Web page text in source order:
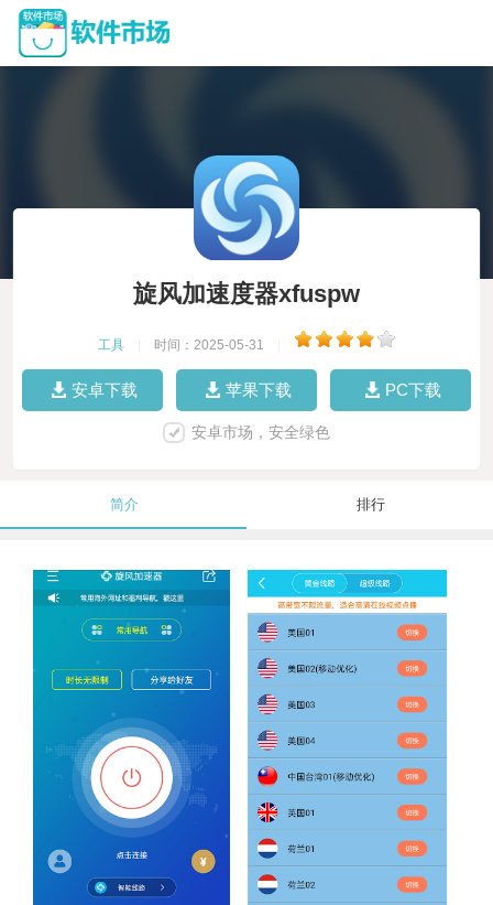
旋风加速度器xfuspw
工具 时间：2025-05-31
安卓下载 苹果下载 PC下载
安卓市场，安全绿色
简介 排行